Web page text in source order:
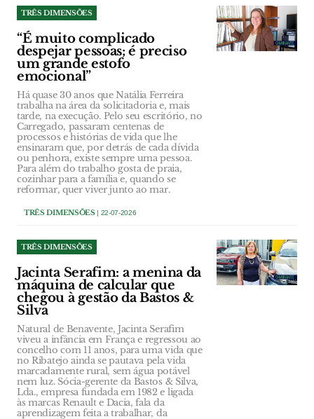
TRÊS DIMENSÕES
“É muito complicado
despejar pessoas; é preciso
um grande estofo
emocional”
Há quase 30 anos que Natália Ferreira
trabalha na área da solicitadoria e, mais
tarde, na execução. Pelo seu escritório, no
Carregado, passaram centenas de
processos e histórias de vida que lhe
ensinaram que, por detrás de cada dívida
ou penhora, existe sempre uma pessoa.
Para além do trabalho gosta de praia,
cozinhar para a família e, quando se
reformar, quer viver junto ao mar.
TRÊS DIMENSÕES| 22-07-2026
TRÊS DIMENSÕES
Jacinta Serafim: a menina da
máquina de calcular que
chegou à gestão da Bastos &
Silva
Natural de Benavente, Jacinta Serafim
viveu a infância em França e regressou ao
concelho com 11 anos, para uma vida que
no Ribatejo ainda se pautava pela vida
marcadamente rural, sem água potável
nem luz. Sócia-gerente da Bastos & Silva,
Lda., empresa fundada em 1982 e ligada
às marcas Renault e Dacia, fala da
aprendizagem feita a trabalhar, da